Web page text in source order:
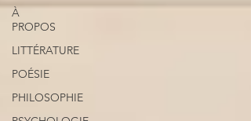
À
PROPOS
LITTÉRATURE
POÉSIE
PHILOSOPHIE